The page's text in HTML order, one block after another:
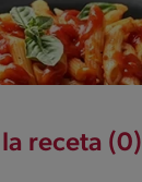
receta (0)